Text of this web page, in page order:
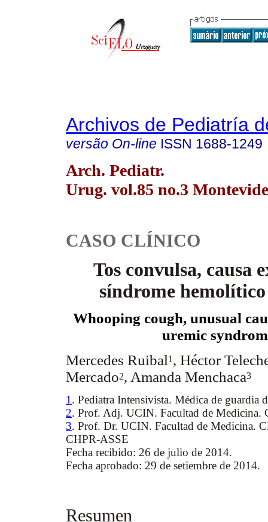
Archivos de Pediatría
versão On-line ISSN 1688-1249
Arch. Pediatr.
Urug. vol.85 no.3
CASO CLÍNICO
Tos convulsa, causa
síndrome
Whooping cough, unusual
uremic
Mercedes Ruibal1 , Héctor
Mercado2, Amanda Menchaca3
1 . Pediatra Intensivista. Médica de
2. Prof. Adj. UCIN. Facultad de Medicina.
3. Prof. Dr. UCIN. Facultad de Medicina.
CHPR-ASSE
Fecha recibido: 26 de julio de 2014.
Fecha aprobado: 29 de setiembre de 2014.
Resumen